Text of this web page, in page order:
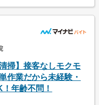
掃】接客なしモクモ
作業だから未経験・
年齢不問！